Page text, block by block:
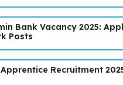
Bank Vacancy 2025:
Posts
Recruitment 2025: